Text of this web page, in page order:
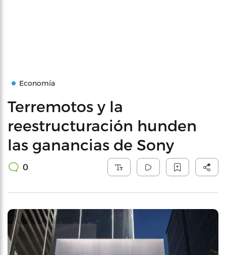
Economía
Terremotos y la
reestructuración hunden
las ganancias de Sony
0